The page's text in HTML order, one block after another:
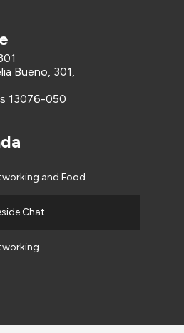
Bueno, 301,
13076-050
and Food
Chat